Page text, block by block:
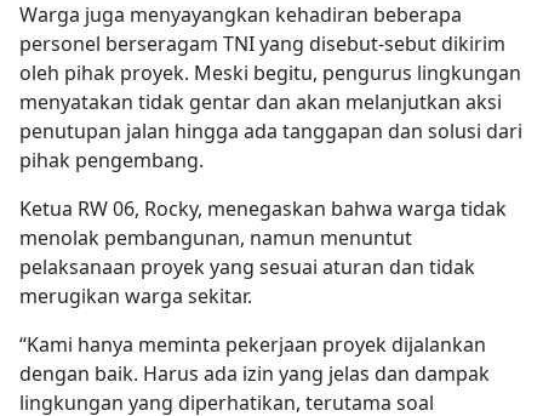
Warga juga menyayangkan kehadiran beberapa
personel berseragam TNI yang disebut-sebut dikirim
oleh pihak proyek. Meski begitu, pengurus lingkungan
menyatakan tidak gentar dan akan melanjutkan aksi
penutupan jalan hingga ada tanggapan dan solusi dari
pihak pengembang.
Ketua RW 06, Rocky, menegaskan bahwa warga tidak
menolak pembangunan, namun menuntut
pelaksanaan proyek yang sesuai aturan dan tidak
merugikan warga sekitar.
“Kami hanya meminta pekerjaan proyek dijalankan
dengan baik. Harus ada izin yang jelas dan dampak
lingkungan yang diperhatikan, terutama soal